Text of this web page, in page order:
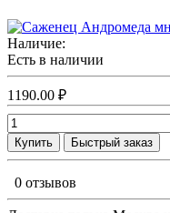
Наличие:
Есть в наличии
1190.00 ₽
Купить Быстрый заказ
0 отзывов